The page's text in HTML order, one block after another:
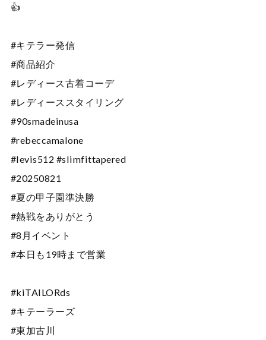
👍
#キテラー発信
#商品紹介
#レディース古着コーデ
#レディーススタイリング
#90smadeinusa
#rebeccamalone
#levis512 #slimfittapered
#20250821
#夏の甲子園準決勝
#熱戦をありがとう
#8月イベント
#本日も19時まで営業
#kiTAILORds
#キテーラーズ
#東加古川